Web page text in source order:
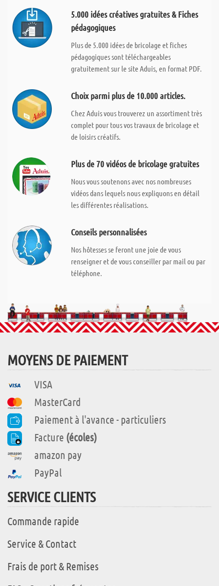
5.000 idées créatives gratuites & Fiches
pédagogiques
Plus de 5.000 idées de bricolage et fiches
pédagogiques sont téléchargeables
gratuitement sur le site Aduis, en format PDF.
Choix parmi plus de 10.000 articles.
Chez Aduis vous trouverez un assortiment très
complet pour tous vos travaux de bricolage et
de loisirs créatifs.
Plus de 70 vidéos de bricolage gratuites
Nous vous soutenons avec nos nombreuses
vidéos dans lequels nous expliquons en détail
les différentes réalisations.
Conseils personnalisées
Nos hôtesses se feront une joie de vous
renseigner et de vous conseiller par mail ou par
téléphone.
MOYENS DE PAIEMENT
VISA
MasterCard
Paiement à l'avance - particuliers
Facture (écoles)
amazon pay
PayPal
SERVICE CLIENTS
Commande rapide
Service & Contact
Frais de port & Remises